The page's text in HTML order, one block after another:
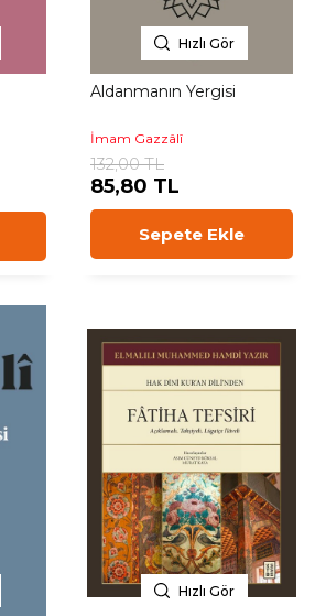
Hızlı Gör
Aldanmanın Yergisi
İmam Gazzâlî
132,00 TL
85,80 TL
Sepete Ekle
Hızlı Gör